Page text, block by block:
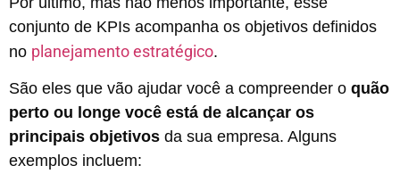
conjunto de KPIs acompanha os objetivos definidos
no planejamento estratégico.
São eles que vão ajudar você a compreender o quão
perto ou longe você está de alcançar os
principais objetivos da sua empresa. Alguns
exemplos incluem: